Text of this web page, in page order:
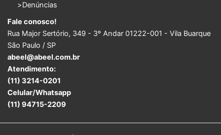
Denúncias
Fale conosco!
Rua Major Sertório, 349 - 3º Andar 01222-001 - Vila Buarque
São Paulo / SP
abeel@abeel.com.br
Atendimento:
(11) 3214-0201
Celular/Whatsapp
(11) 94715-2209